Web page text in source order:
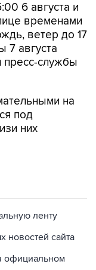
6 августа и
временами
ветер до 17
7 августа
пресс-службы
на
под
них
ленту
новостей сайта
официальном